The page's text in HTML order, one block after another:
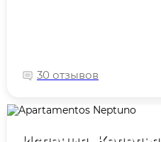
30 отзывов